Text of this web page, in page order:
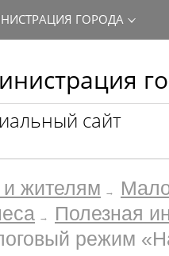
сайт
ГОРОДА
и жителям
Полезная
режим